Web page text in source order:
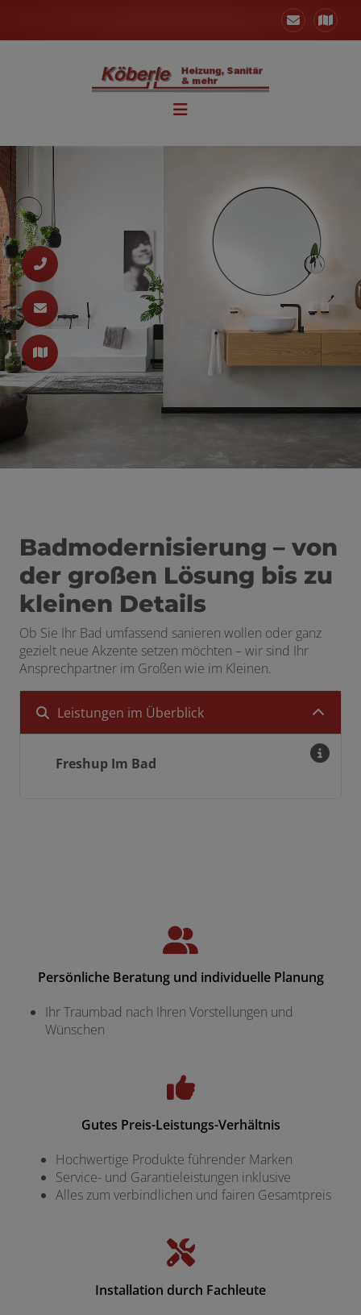
Badmodernisierung – von
der großen Lösung bis zu
kleinen Details
Ob Sie Ihr Bad umfassend sanieren wollen oder ganz
gezielt neue Akzente setzen möchten – wir sind Ihr
Ansprechpartner im Großen wie im Kleinen.
Leistungen im Überblick
Freshup Im Bad
Persönliche Beratung und individuelle Planung
Ihr Traumbad nach Ihren Vorstellungen und
Wünschen
Gutes Preis-Leistungs-Verhältnis
Hochwertige Produkte führender Marken
Service- und Garantieleistungen inklusive
Alles zum verbindlichen und fairen Gesamtpreis
Installation durch Fachleute
schließen
schließen
und schließen
schließen
und schließen